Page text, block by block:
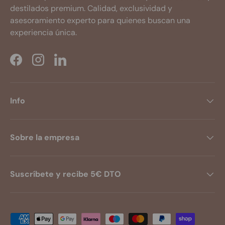
destilados premium. Calidad, exclusividad y
asesoramiento experto para quienes buscan una
experiencia única.
FacebookInstagramLinkedIn
Info
Sobre la empresa
Suscríbete y recibe 5€ DTO
Formas de pago aceptadas